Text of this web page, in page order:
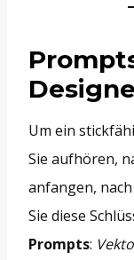
Um ein
Sie aufhören,
anfangen,
Sie diese
Prompts: